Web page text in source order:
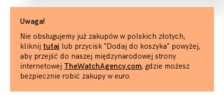
Uwaga!
Nie obsługujemy już zakupów w polskich złotych,
kliknij tutaj lub przycisk "Dodaj do koszyka" powyżej,
aby przejść do naszej międzynarodowej strony
internetowej TheWatchAgency.com, gdzie możesz
bezpiecznie robić zakupy w euro.